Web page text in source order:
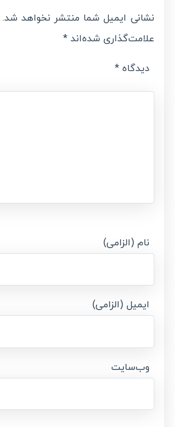
نشانی ایمیل شما منتشر نخواهد شد.
علامت‌گذاری شده‌اند*
دیدگاه *
نام (الزامی)
ایمیل (الزامی)
وب‌سایت